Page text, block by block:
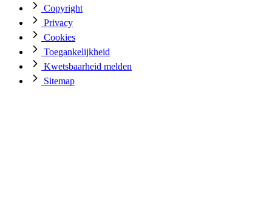
Copyright
Privacy
Cookies
Toegankelijkheid
Kwetsbaarheid melden
Sitemap